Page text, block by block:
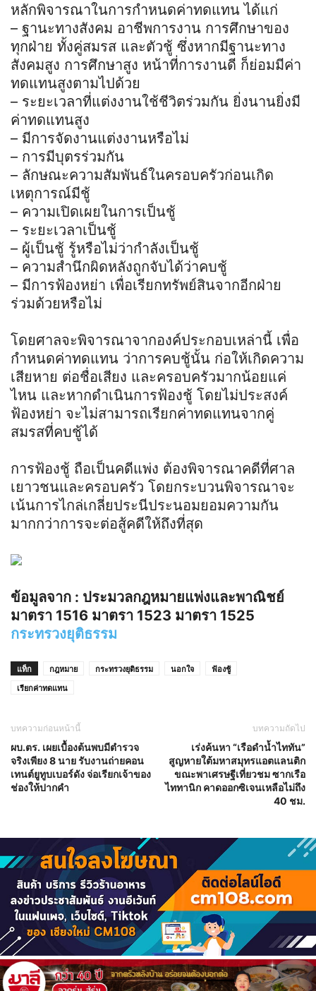
หลักพิจารณาในการกำหนดค่าทดแทน ได้แก่
– ฐานะทางสังคม อาชีพการงาน การศึกษาของ
ทุกฝ่าย ทั้งคู่สมรส และตัวชู้ ซึ่งหากมีฐานะทาง
สังคมสูง การศึกษาสูง หน้าที่การงานดี ก็ย่อมมีค่า
ทดแทนสูงตามไปด้วย
– ระยะเวลาที่แต่งงานใช้ชีวิตร่วมกัน ยิ่งนานยิ่งมี
ค่าทดแทนสูง
– มีการจัดงานแต่งงานหรือไม่
– การมีบุตรร่วมกัน
– ลักษณะความสัมพันธ์ในครอบครัวก่อนเกิด
เหตุการณ์มีชู้
– ความเปิดเผยในการเป็นชู้
– ระยะเวลาเป็นชู้
– ผู้เป็นชู้ รู้หรือไม่ว่ากำลังเป็นชู้
– ความสำนึกผิดหลังถูกจับได้ว่าคบชู้
– มีการฟ้องหย่า เพื่อเรียกทรัพย์สินจากอีกฝ่าย
ร่วมด้วยหรือไม่
โดยศาลจะพิจารณาจากองค์ประกอบเหล่านี้ เพื่อ
กำหนดค่าทดแทน ว่าการคบชู้นั้น ก่อให้เกิดความ
เสียหาย ต่อชื่อเสียง และครอบครัวมากน้อยแค่
ไหน และหากดำเนินการฟ้องชู้ โดยไม่ประสงค์
ฟ้องหย่า จะไม่สามารถเรียกค่าทดแทนจากคู่
สมรสที่คบชู้ได้
การฟ้องชู้ ถือเป็นคดีแพ่ง ต้องพิจารณาคดีที่ศาล
เยาวชนและครอบครัว โดยกระบวนพิจารณาจะ
เน้นการไกล่เกลี่ยประนีประนอมยอมความกัน
มากกว่าการจะต่อสู้คดีให้ถึงที่สุด
ข้อมูลจาก : ประมวลกฎหมายแพ่งและพาณิชย์
มาตรา 1516 มาตรา 1523 มาตรา 1525
กระทรวงยุติธรรม
แท็ก กฎหมาย กระทรวงยุติธรรม นอกใจ
ฟ้องชู้
เรียกค่าทดแทน
บทความก่อนหน้านี้
ผบ.ตร. เผยเบื้องต้นพบมีตำรวจ
จริงเพียง 8 นาย รับงานถ่ายคอน
เทนต์ยูทูบเบอร์ดัง จ่อเรียกเจ้าของ
ช่องให้ปากคำ
บทความถัดไป
เร่งค้นหา “เรือดำน้ำไททัน”
สูญหายใต้มหาสมุทรแอตแลนติก
ขณะพาเศรษฐีเที่ยวชม ซากเรือ
ไททานิก คาดออกซิเจนเหลือไม่ถึง
40 ชม.